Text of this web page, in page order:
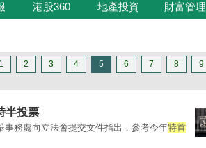
港股360 地產投資 財富管理
1 2 3 4 5 6 7 8 9
半投票
事務處向立法會提交文件指出，參考今年特首